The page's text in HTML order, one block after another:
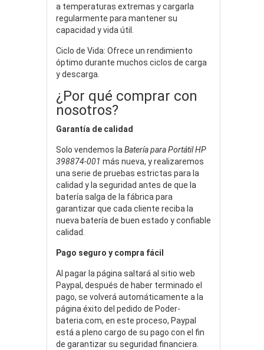
a temperaturas extremas y cargarla
regularmente para mantener su
capacidad y vida útil.
Ciclo de Vida: Ofrece un rendimiento
óptimo durante muchos ciclos de carga
y descarga.
¿Por qué comprar con
nosotros?
Garantía de calidad
Solo vendemos la Batería para Portátil HP
398874-001 más nueva, y realizaremos
una serie de pruebas estrictas para la
calidad y la seguridad antes de que la
batería salga de la fábrica para
garantizar que cada cliente reciba la
nueva batería de buen estado y confiable
calidad.
Pago seguro y compra fácil
Al pagar la página saltará al sitio web
Paypal, después de haber terminado el
pago, se volverá automáticamente a la
página éxito del pedido de Poder-
bateria.com, en este proceso, Paypal
está a pleno cargo de su pago con el fin
de garantizar su seguridad financiera.